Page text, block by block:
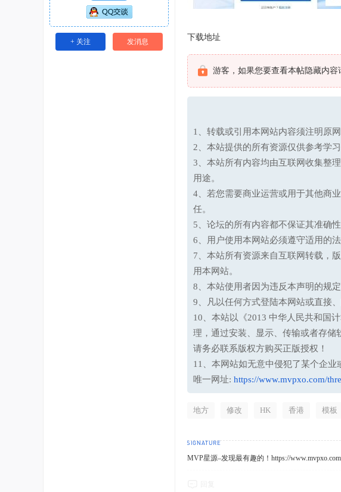
+ 关注 发消息 下载地址
游客，如果您要查看本帖隐藏内容
1、转载或引用本网站内容须注明原
2、本站提供的所有资源仅供参考学
3、本站所有内容均由互联网收集整
用途。
4、若您需要商业运营或用于其他商
任。
5、论坛的所有内容都不保证其准确
6、用户使用本网站必须遵守适用的
7、本站所有资源来自互联网转载，
用本网站。
8、本站使用者因为违反本声明的规
9、凡以任何方式登陆本网站或直接
10、本站以《2013 中华人民共和国
理，通过安装、显示、传输或者存储
请务必联系版权方购买正版授权！
11、本网站如无意中侵犯了某个企业
唯一网址: https://www.mvpxo.com/
地方 修改 HK 香港 模板
MVP星源–发现最有趣的！https://www.mvpxo.com